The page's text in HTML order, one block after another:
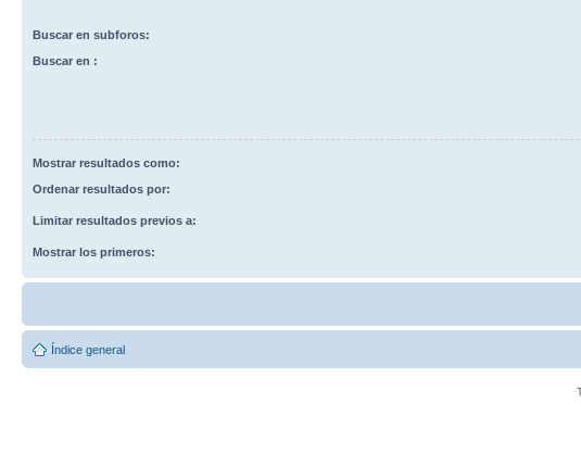
Buscar en subforos:
Buscar en :
Mostrar resultados como:
Ordenar resultados por:
Limitar resultados previos a:
Mostrar los primeros:
Índice general